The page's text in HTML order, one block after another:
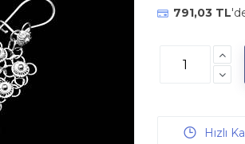
791,03 TL